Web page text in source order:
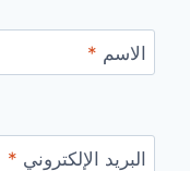
الاسم *
البريد الإلكتروني *